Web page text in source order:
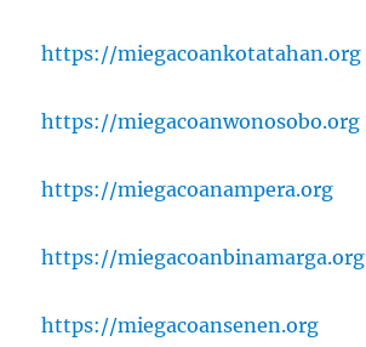
https://miegacoankotatahan.org
https://miegacoanwonosobo.org
https://miegacoanampera.org
https://miegacoanbinamarga.org
https://miegacoansenen.org